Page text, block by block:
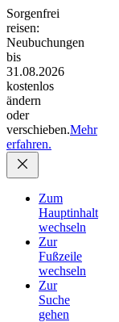
Sorgenfrei
reisen:
Neubuchungen
bis
31.08.2026
kostenlos
ändern
oder
verschieben.Mehr
erfahren.
Zum
Hauptinhalt
wechseln
Zur
Fußzeile
wechseln
Zur
Suche
gehen